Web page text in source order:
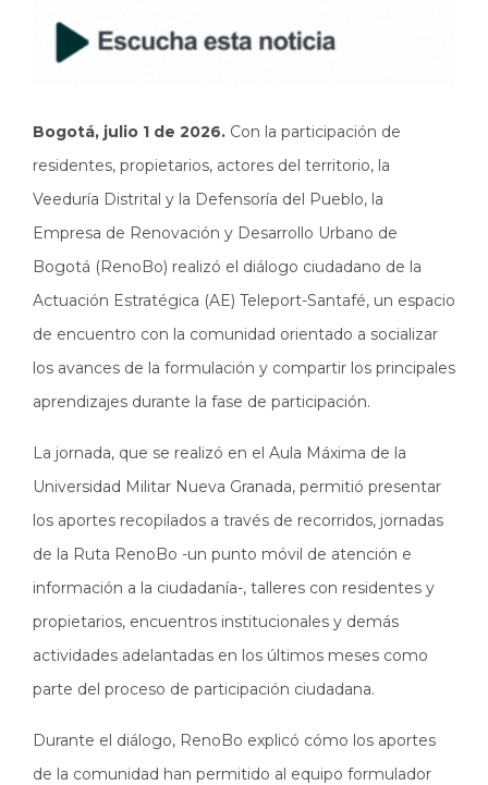
Bogotá, julio 1 de 2026. Con la participación de
residentes, propietarios, actores del territorio, la
Veeduría Distrital y la Defensoría del Pueblo, la
Empresa de Renovación y Desarrollo Urbano de
Bogotá (RenoBo) realizó el diálogo ciudadano de la
Actuación Estratégica (AE) Teleport-Santafé, un espacio
de encuentro con la comunidad orientado a socializar
los avances de la formulación y compartir los principales
aprendizajes durante la fase de participación.
La jornada, que se realizó en el Aula Máxima de la
Universidad Militar Nueva Granada, permitió presentar
los aportes recopilados a través de recorridos, jornadas
de la Ruta RenoBo -un punto móvil de atención e
información a la ciudadanía-, talleres con residentes y
propietarios, encuentros institucionales y demás
actividades adelantadas en los últimos meses como
parte del proceso de participación ciudadana.
Durante el diálogo, RenoBo explicó cómo los aportes
de la comunidad han permitido al equipo formulador